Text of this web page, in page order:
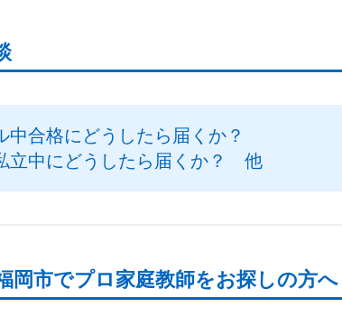
中合格にどうしたら届くか？
立中にどうしたら届くか？ 他
岡市でプロ家庭教師をお探しの方へ